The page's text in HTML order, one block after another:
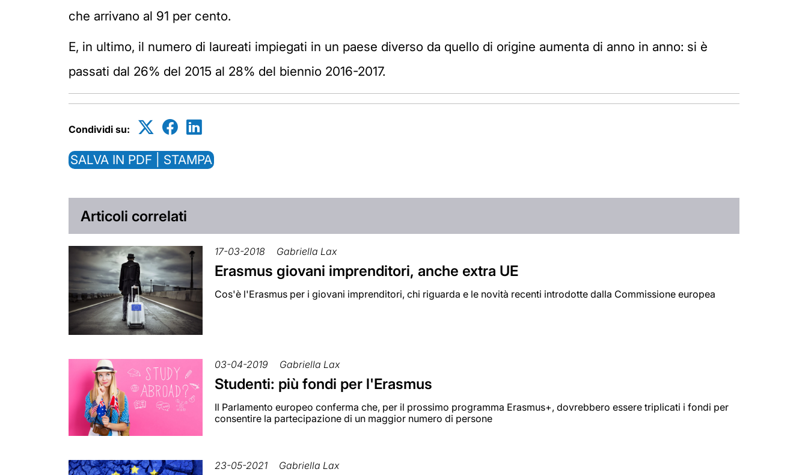
che arrivano al 91 per cento.
E, in ultimo, il numero di laureati impiegati in un paese diverso da quello di origine aumenta di anno in anno: si è
passati dal 26% del 2015 al 28% del biennio 2016-2017.
Condividi su:
SALVA IN PDF | STAMPA
Articoli correlati
17-03-2018 Gabriella Lax
Erasmus giovani imprenditori, anche extra UE
Cos'è l'Erasmus per i giovani imprenditori, chi riguarda e le novità recenti introdotte dalla Commissione europea
03-04-2019 Gabriella Lax
Studenti: più fondi per l'Erasmus
Il Parlamento europeo conferma che, per il prossimo programma Erasmus+, dovrebbero essere triplicati i fondi per
consentire la partecipazione di un maggior numero di persone
23-05-2021 Gabriella Lax